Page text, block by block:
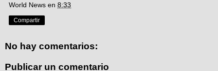
World News en 8:33
Compartir
No hay comentarios:
Publicar un comentario